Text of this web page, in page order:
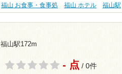
福山 お食事・食事処 福山 ホテル 福山駅
福山駅172m
- 点 / 0件